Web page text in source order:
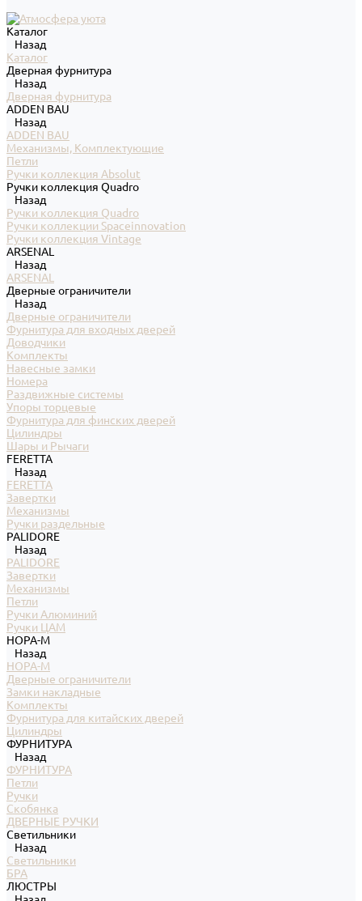
Каталог
Назад
Каталог
Дверная фурнитура
Назад
Дверная фурнитура
ADDEN BAU
Назад
ADDEN BAU
Механизмы, Комплектующие
Петли
Ручки коллекция Absolut
Ручки коллекция Quadro
Назад
Ручки коллекция Quadro
Ручки коллекции Spaceinnovation
Ручки коллекция Vintage
ARSENAL
Назад
ARSENAL
Дверные ограничители
Назад
Дверные ограничители
Фурнитура для входных дверей
Доводчики
Комплекты
Навесные замки
Номера
Раздвижные системы
Упоры торцевые
Фурнитура для финских дверей
Цилиндры
Шары и Рычаги
FERETTA
Назад
FERETTA
Завертки
Механизмы
Ручки раздельные
PALIDORE
Назад
PALIDORE
Завертки
Механизмы
Петли
Ручки Алюминий
Ручки ЦАМ
НОРА-М
Назад
НОРА-М
Дверные ограничители
Замки накладные
Комплекты
Фурнитура для китайских дверей
Цилиндры
ФУРНИТУРА
Назад
ФУРНИТУРА
Петли
Ручки
Скобянка
ДВЕРНЫЕ РУЧКИ
Светильники
Назад
Светильники
БРА
ЛЮСТРЫ